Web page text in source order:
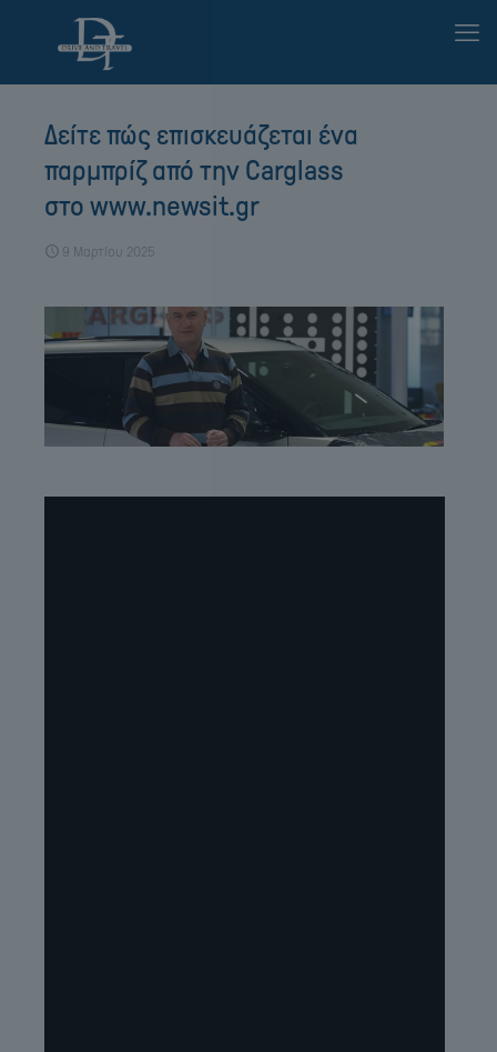
Δείτε πώς επισκευάζεται ένα
παρμπρίζ από την Carglass
στο www.newsit.gr
9 Μαρτίου 2025